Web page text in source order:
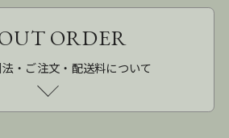
ORDER
・ご注文・配送料について